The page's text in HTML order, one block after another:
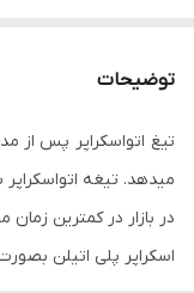
توضیحات
تیغ اتواسکراپر پس از
در بازار در کمترین
اسکراپر پلی اتیلن